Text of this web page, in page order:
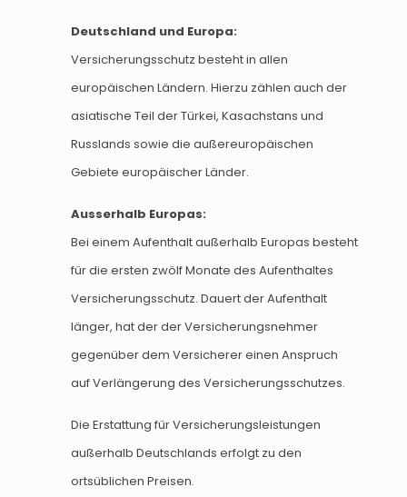
Deutschland und Europa:
Versicherungsschutz besteht in allen
europäischen Ländern. Hierzu zählen auch der
asiatische Teil der Türkei, Kasachstans und
Russlands sowie die außereuropäischen
Gebiete europäischer Länder.
Ausserhalb Europas:
Bei einem Aufenthalt außerhalb Europas besteht
für die ersten zwölf Monate des Aufenthaltes
Versicherungsschutz. Dauert der Aufenthalt
länger, hat der der Versicherungsnehmer
gegenüber dem Versicherer einen Anspruch
auf Verlängerung des Versicherungsschutzes.
Die Erstattung für Versicherungsleistungen
außerhalb Deutschlands erfolgt zu den
ortsüblichen Preisen.